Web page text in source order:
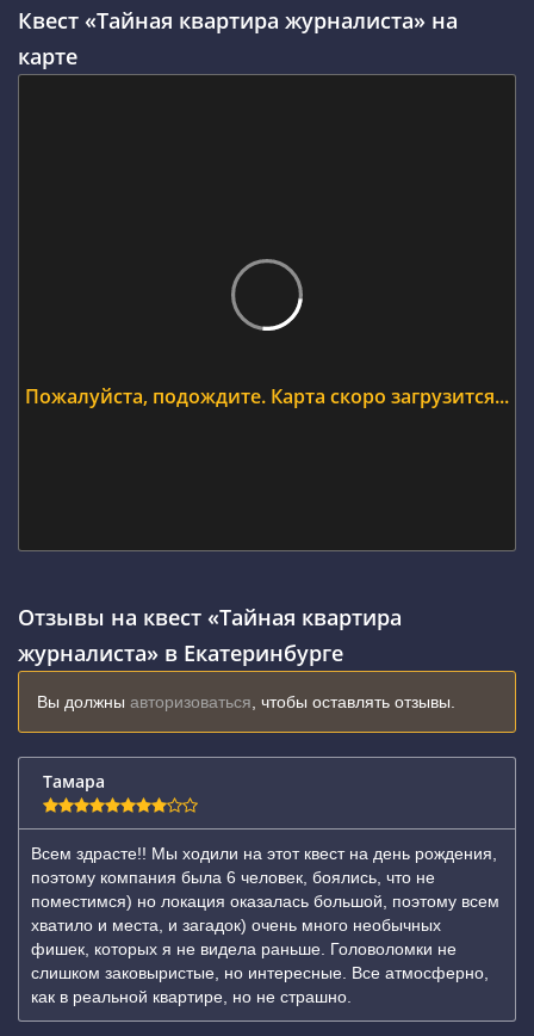
Квест «Тайная квартира журналиста» на
карте
Пожалуйста, подождите. Карта скоро загрузится...
Отзывы на квест «Тайная квартира
журналиста» в Екатеринбурге
Вы должны авторизоваться , чтобы оставлять отзывы.
Тамара
Всем здрасте!! Мы ходили на этот квест на день рождения,
поэтому компания была 6 человек, боялись, что не
поместимся) но локация оказалась большой, поэтому всем
хватило и места, и загадок) очень много необычных
фишек, которых я не видела раньше. Головоломки не
слишком заковыристые, но интересные. Все атмосферно,
как в реальной квартире, но не страшно.